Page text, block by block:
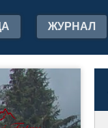
ЖУРНАЛ